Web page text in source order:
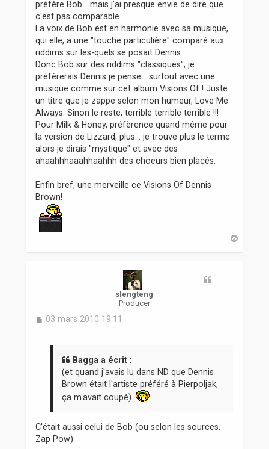
préfère Bob... mais j'ai presque envie de dire que
c'est pas comparable.
La voix de Bob est en harmonie avec sa musique,
qui elle, a une "touche particulière" comparé aux
riddims sur les-quels se posait Dennis.
Donc Bob sur des riddims "classiques", je
préfèrerais Dennis je pense... surtout avec une
musique comme sur cet album Visions Of ! Juste
un titre que je zappe selon mon humeur, Love Me
Always. Sinon le reste, terrible terrible terrible !!!
Pour Milk & Honey, préfèrence quand même pour
la version de Lizzard, plus... je trouve plus le terme
alors je dirais "mystique" et avec des
ahaahhhaaahhaahhh des choeurs bien placés.
Enfin bref, une merveille ce Visions Of Dennis
Brown!
slengteng
Producer
M
03 mars 2010 19:11
Bagga a écrit :
(et quand j'avais lu dans ND que Dennis
Brown était l'artiste préféré à Pierpoljak,
ça m'avait coupé).
C'était aussi celui de Bob (ou selon les sources,
Zap Pow).